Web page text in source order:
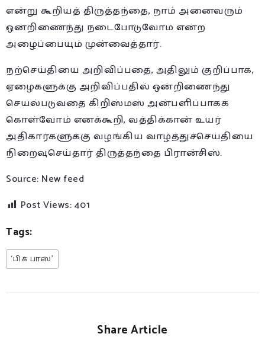
என்று கூறியத் திருத்தந்தை, நாம் அனைவரும்
ஒன்றிணைந்து நடைபோடுவோம் என்ற
அழைப்பையும் முன்வைத்தார்.
நற்செய்தியை அறிவிப்பதை, அதிலும் குறிப்பாக,
ஏழைகளுக்கு அறிவிப்பதில் ஒன்றிணைந்து
செயல்படுவதை கிறிஸ்மஸ் அன்பளிப்பாகக்
கொள்வோம் எனக்கூறி, வத்திக்கான் உயர்
அதிகார்களுக்கு வழங்கிய வாழ்த்துச்செய்தியை
நிறைவுசெய்தார் திருத்தந்தை பிரான்சிஸ்.
Source: New feed
Post Views:401
Tags:
‘பிக் பாஸ்’
Share Article